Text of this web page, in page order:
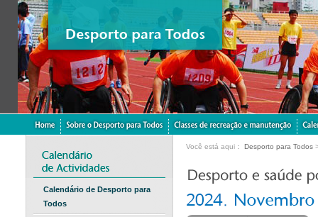
Calendário de Desporto para
Todos
Você está aqui： Desporto para Todos